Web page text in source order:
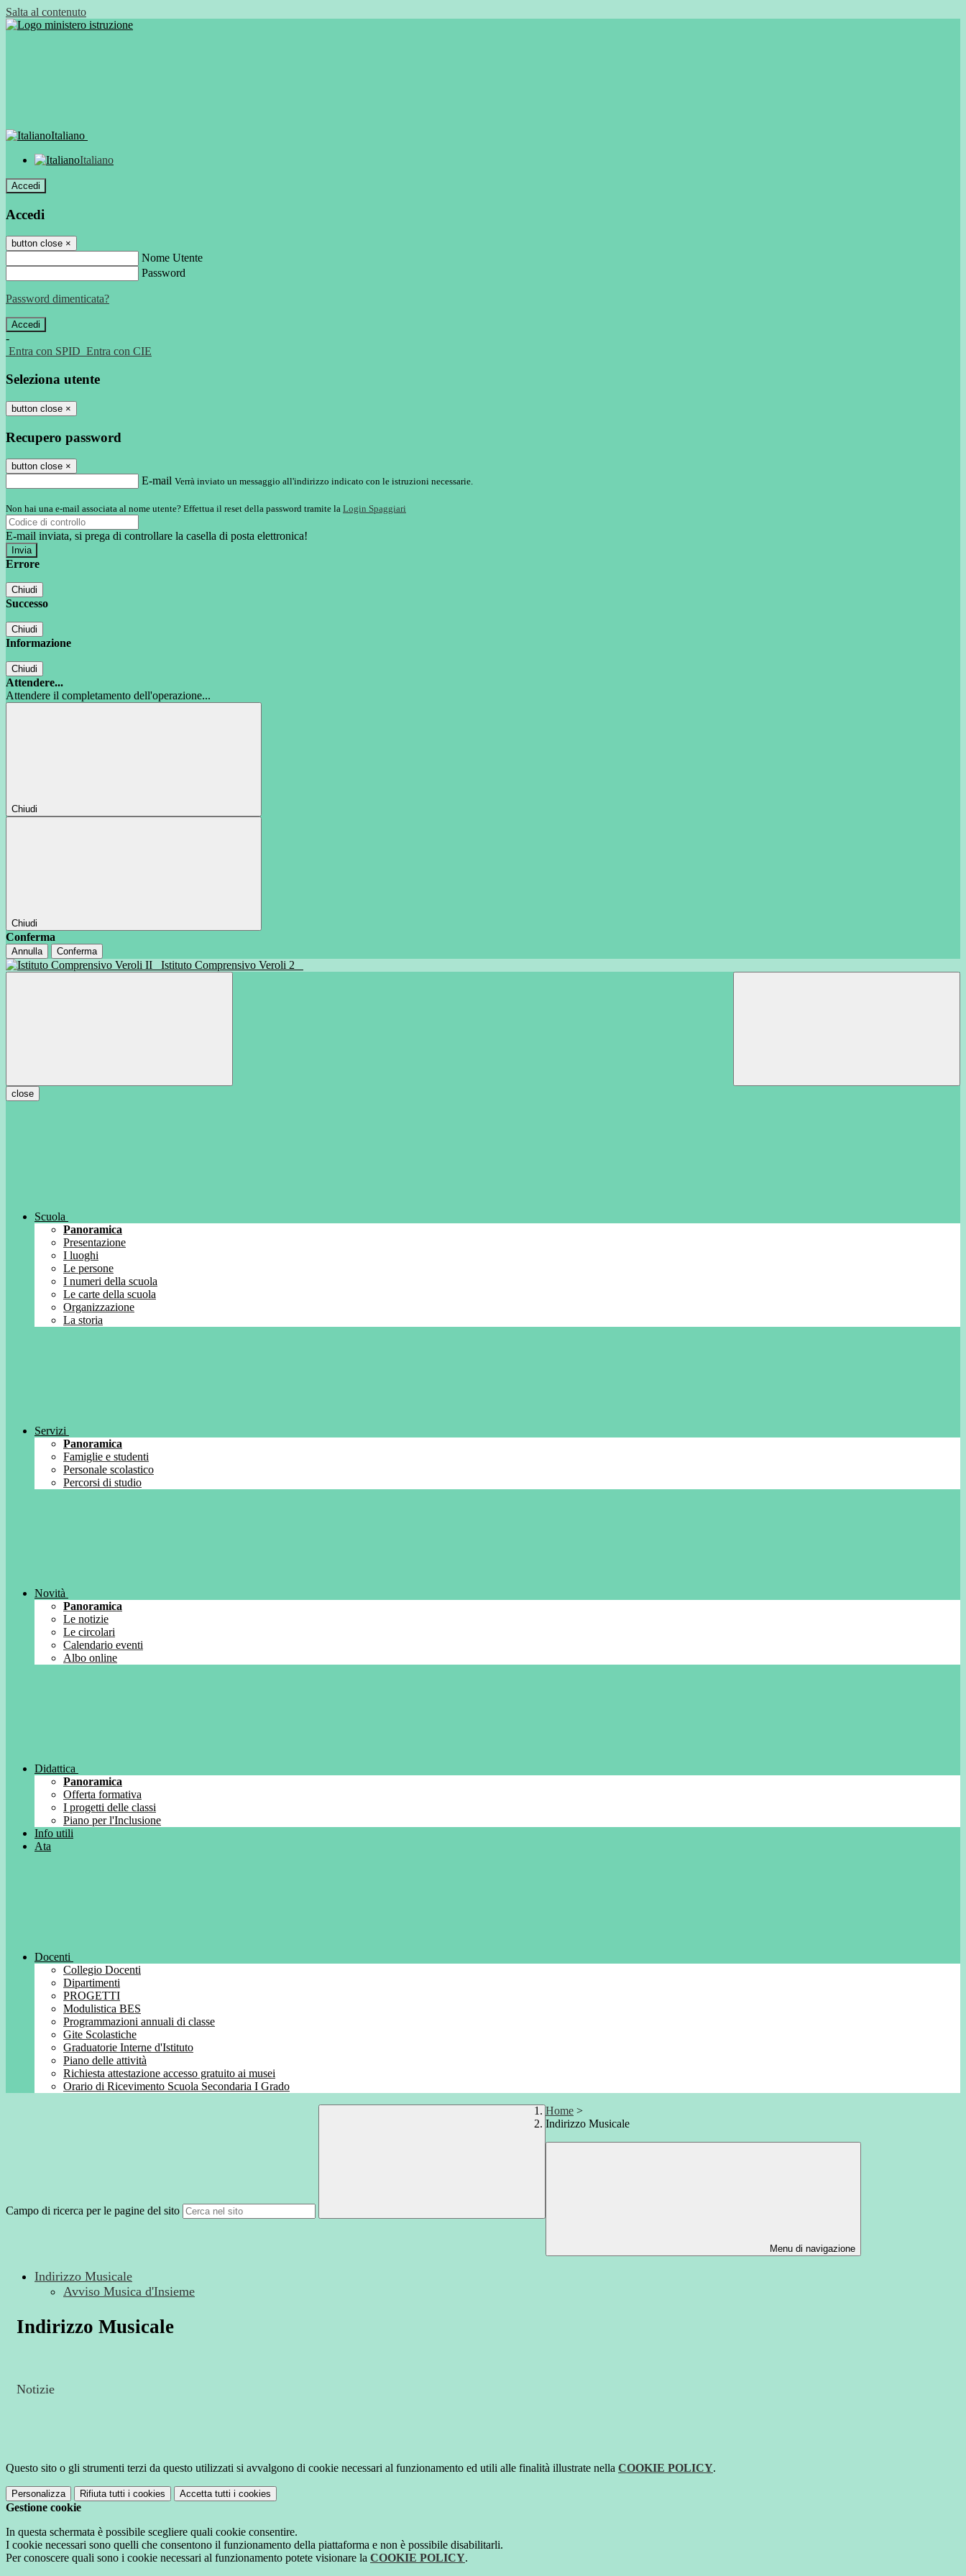
Salta al contenuto
Italiano
Italiano
Accedi
Accedi
button close ×
Nome Utente
Password
Password dimenticata?
-
Entra con SPID Entra con CIE
Seleziona utente
button close ×
Recupero password
button close ×
E-mail Verrà inviato un messaggio all'indirizzo indicato con le istruzioni necessarie.
Non hai una e-mail associata al nome utente? Effettua il reset della password tramite la Login Spaggiari
E-mail inviata, si prega di controllare la casella di posta elettronica!
Errore
Chiudi
Successo
Chiudi
Informazione
Chiudi
Attendere...
Attendere il completamento dell'operazione...
Chiudi
Chiudi
Conferma
Annulla Conferma
Istituto Comprensivo Veroli 2
close
Scuola
Panoramica
Presentazione
I luoghi
Le persone
I numeri della scuola
Le carte della scuola
Organizzazione
La storia
Servizi
Panoramica
Famiglie e studenti
Personale scolastico
Percorsi di studio
Novità
Panoramica
Le notizie
Le circolari
Calendario eventi
Albo online
Didattica
Panoramica
Offerta formativa
I progetti delle classi
Piano per l'Inclusione
Info utili
Ata
Docenti
Collegio Docenti
Dipartimenti
PROGETTI
Modulistica BES
Programmazioni annuali di classe
Gite Scolastiche
Graduatorie Interne d'Istituto
Piano delle attività
Richiesta attestazione accesso gratuito ai musei
Orario di Ricevimento Scuola Secondaria I Grado
Campo di ricerca per le pagine del sito
Home >
Indirizzo Musicale
Menu di navigazione
Indirizzo Musicale
Avviso Musica d'Insieme
Indirizzo Musicale
Notizie
Questo sito o gli strumenti terzi da questo utilizzati si avvalgono di cookie necessari al funzionamento ed utili alle finalità illustrate nella COOKIE POLICY.
Personalizza Rifiuta tutti i cookies Accetta tutti i cookies
Gestione cookie
In questa schermata è possibile scegliere quali cookie consentire.
I cookie necessari sono quelli che consentono il funzionamento della piattaforma e non è possibile disabilitarli.
Per conoscere quali sono i cookie necessari al funzionamento potete visionare la COOKIE POLICY.